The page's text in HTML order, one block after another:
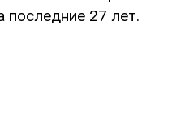
последние 27 лет.